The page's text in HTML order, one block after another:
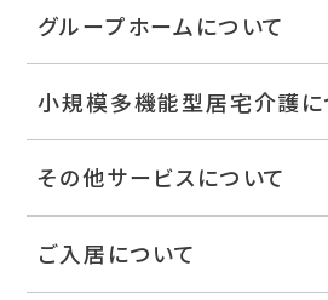
グループホームについて
小規模多機能型居宅介護に
その他サービスについて
ご入居について